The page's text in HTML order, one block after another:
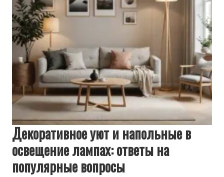
Декоративное уют и напольные в
освещение лампах: ответы на
популярные вопросы